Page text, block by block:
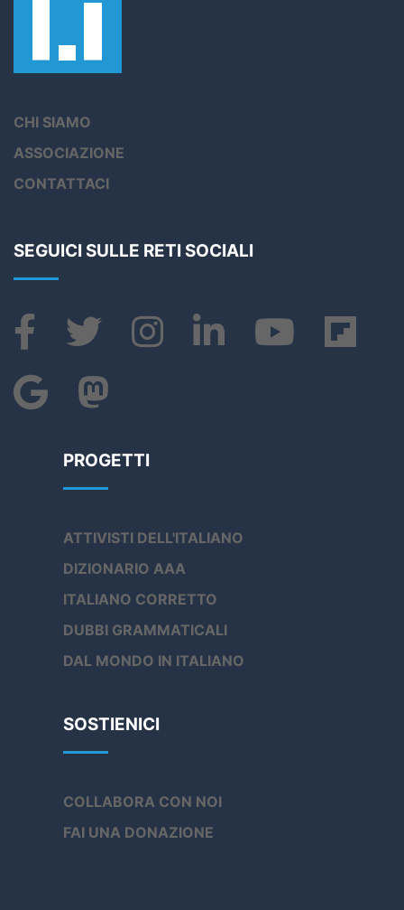
CHI SIAMO
ASSOCIAZIONE
CONTATTACI
SEGUICI SULLE RETI SOCIALI
PROGETTI
ATTIVISTI DELL'ITALIANO
DIZIONARIO AAA
ITALIANO CORRETTO
DUBBI GRAMMATICALI
DAL MONDO IN ITALIANO
SOSTIENICI
COLLABORA CON NOI
FAI UNA DONAZIONE